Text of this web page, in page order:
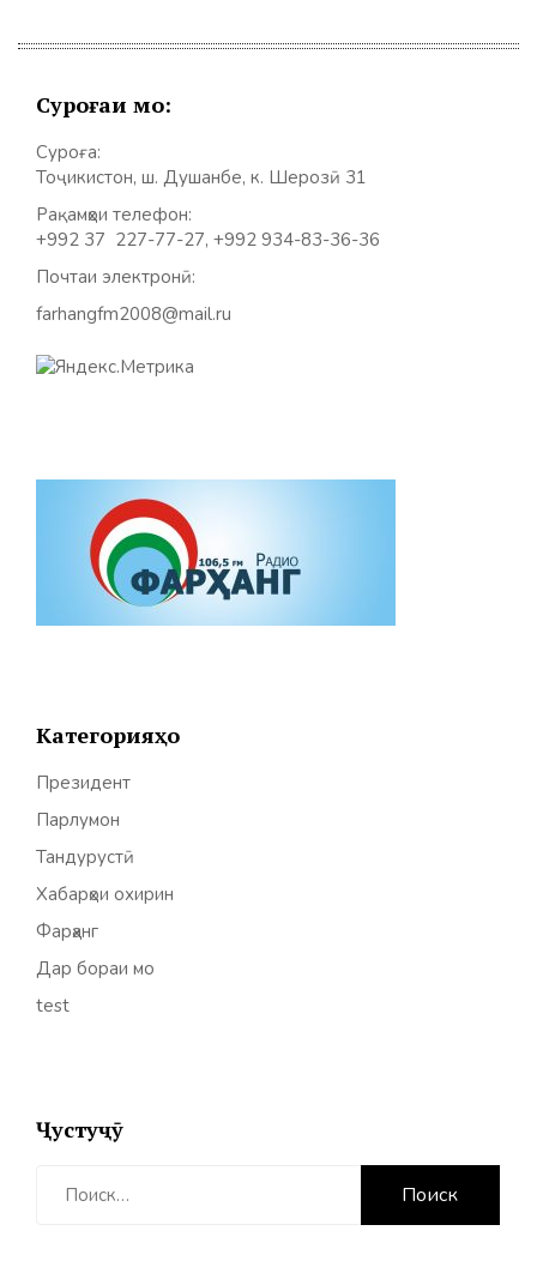
Суроғаи мо:
Суроға:
Тоҷикистон, ш. Душанбе, к. Шерозӣ 31
Рақамҳои телефон:
+992 37 227-77-27, +992 934-83-36-36
Почтаи электронӣ:
farhangfm2008@mail.ru
Категорияҳо
Президент
Парлумон
Тандурустӣ
Хабарҳои охирин
Фарҳанг
Дар бораи мо
test
Ҷустуҷӯ